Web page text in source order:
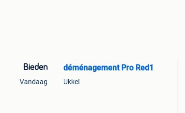
Bieden
Vandaag
déménagement Pro Red1
Ukkel